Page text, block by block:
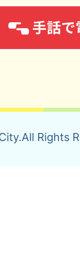
Rights